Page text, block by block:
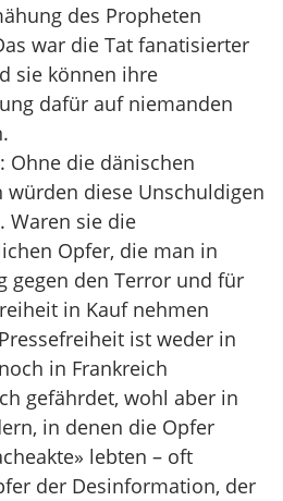
des Propheten
war die Tat fanatisierter
sie können ihre
dafür auf niemanden
Ohne die dänischen
würden diese Unschuldigen
Waren sie die
Opfer, die man in
gegen den Terror und für
in Kauf nehmen
ist weder in
in Frankreich
gefährdet, wohl aber in
in denen die Opfer
lebten – oft
der Desinformation, der